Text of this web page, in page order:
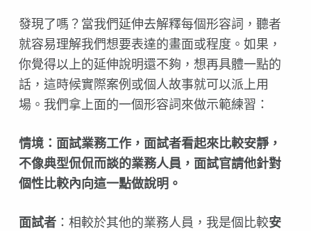
發現了嗎？當我們延伸去解釋每個形容詞，聽者
就容易理解我們想要表達的畫面或程度。如果，
你覺得以上的延伸說明還不夠，想再具體一點的
話，這時候實際案例或個人故事就可以派上用
場。我們拿上面的一個形容詞來做示範練習：
情境：面試業務工作，面試者看起來比較安靜，
不像典型侃侃而談的業務人員，面試官請他針對
個性比較內向這一點做說明。
面試者：相較於其他的業務人員，我是個比較安